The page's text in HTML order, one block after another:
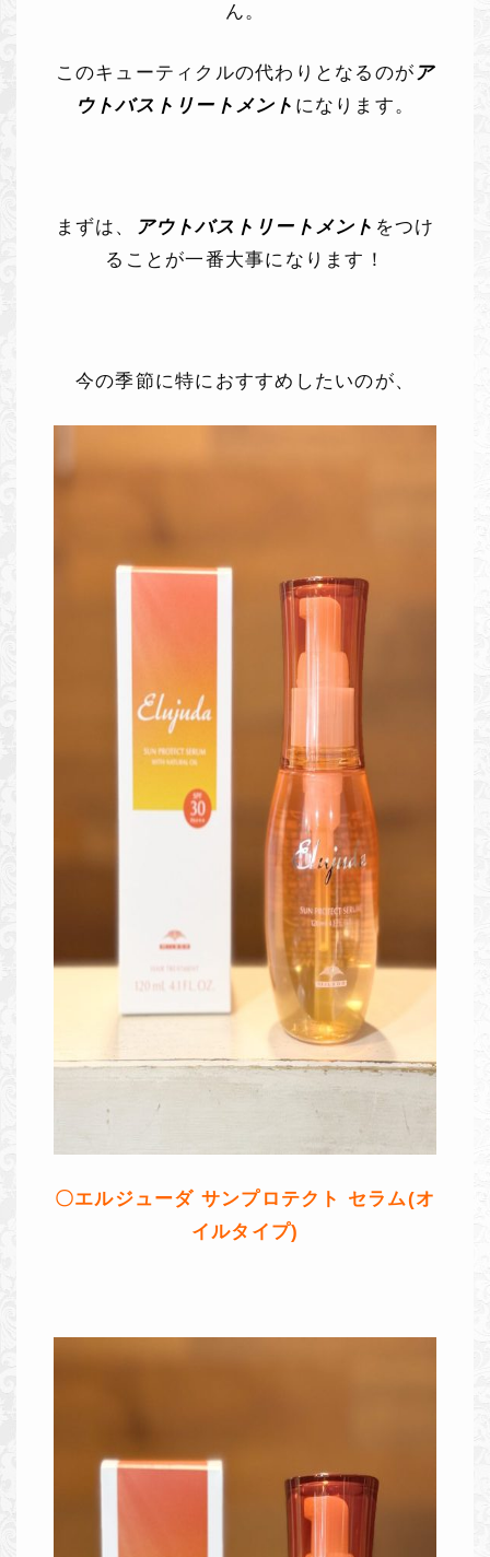
ん。
このキューティクルの代わりとなるのが ア
ウトバストリートメント になります。
まずは、 アウトバストリートメント をつけ
ることが一番大事になります！
今の季節に特におすすめしたいのが、
〇エルジューダ サンプロテクト セラム(オ
イルタイプ)